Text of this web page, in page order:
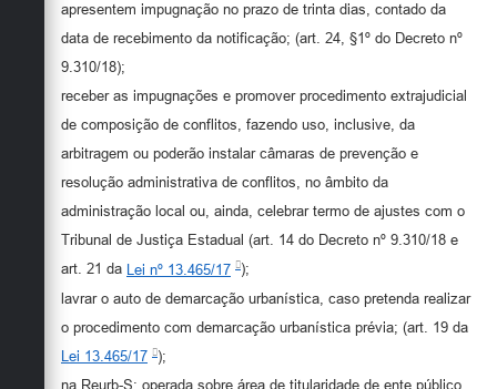
apresentem impugnação no prazo de trinta dias, contado da
data de recebimento da notificação; (art. 24, §1º do Decreto nº
9.310/18);
receber as impugnações e promover procedimento extrajudicial
de composição de conflitos, fazendo uso, inclusive, da
arbitragem ou poderão instalar câmaras de prevenção e
resolução administrativa de conflitos, no âmbito da
administração local ou, ainda, celebrar termo de ajustes com o
Tribunal de Justiça Estadual (art. 14 do Decreto nº 9.310/18 e
art. 21 da Lei nº 13.465/17
);
lavrar o auto de demarcação urbanística, caso pretenda realizar
o procedimento com demarcação urbanística prévia; (art. 19 da
Lei 13.465/17
);
na Reurb-S: operada sobre área de titularidade de ente público,